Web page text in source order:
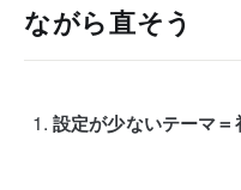
ながら直そう
設定が少ないテーマ